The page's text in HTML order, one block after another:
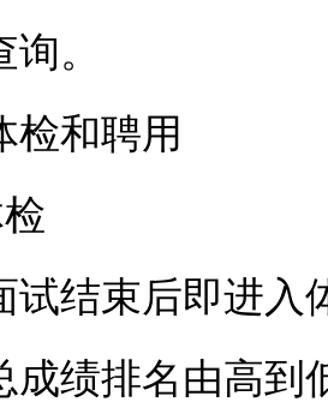
。
和聘用
束后即进入
成绩排名由高到